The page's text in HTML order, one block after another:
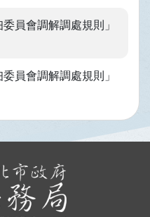
員會調解調處規則」
員會調解調處規則」